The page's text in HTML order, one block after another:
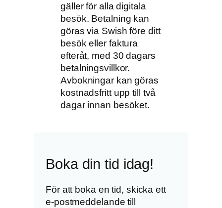
gäller för alla digitala
besök. Betalning kan
göras via Swish före ditt
besök eller faktura
efteråt, med 30 dagars
betalningsvillkor.
Avbokningar kan göras
kostnadsfritt upp till två
dagar innan besöket.
Boka din tid idag!
För att boka en tid, skicka ett
e-postmeddelande till